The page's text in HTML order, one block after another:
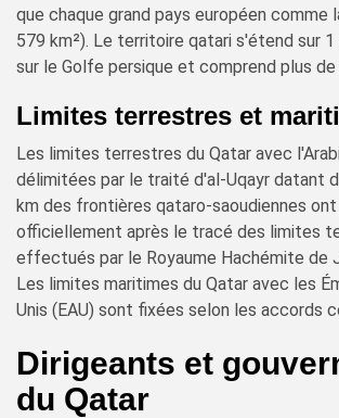
que chaque grand pays européen comme
579 km²). Le territoire qatari s'étend sur
sur le Golfe persique et comprend plus de
Limites terrestres et
Les limites terrestres du Qatar avec
délimitées par le traité d'al-Uqayr datant
km des frontières qataro-saoudiennes
officiellement après le tracé des limites
effectués par le Royaume Hachémite de
Les limites maritimes du Qatar avec les
Unis (EAU) sont fixées selon les accords
Dirigeants et
du Qatar